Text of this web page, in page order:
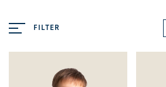
FILTER